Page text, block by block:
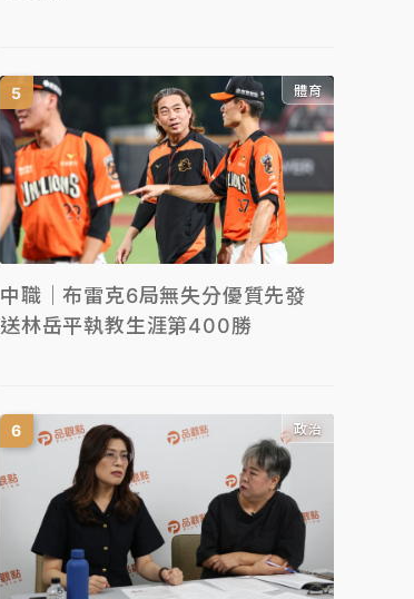
體育
中職｜布雷克6局無失分優質先發
送林岳平執教生涯第400勝
政治